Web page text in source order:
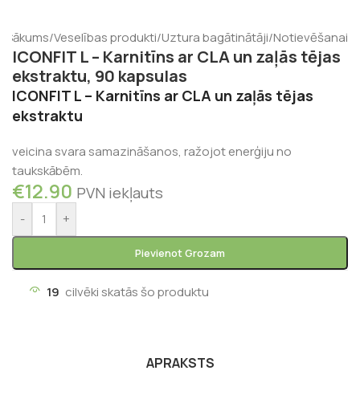
Sākums/Veselības produkti/Uztura bagātinātāji/Notievēšanai
ICONFIT L – Karnitīns ar CLA un zaļās tējas
ekstraktu, 90 kapsulas
ICONFIT L – Karnitīns ar CLA un zaļās tējas
ekstraktu
veicina svara samazināšanos, ražojot enerģiju no
taukskābēm.
€12.90 PVN iekļauts
- +
Pievienot Grozam
19 cilvēki skatās šo produktu
APRAKSTS